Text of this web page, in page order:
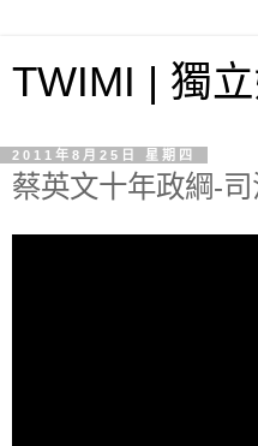
TWIMI | 獨
2011年8月25日 星期四
蔡英文十年政綱-